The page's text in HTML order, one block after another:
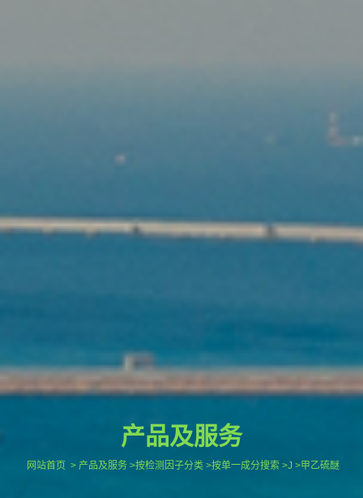
产品及服务
网站首页 > 产品及服务 >按检测因子分类 >按单一成分搜索 >J >甲乙硫醚